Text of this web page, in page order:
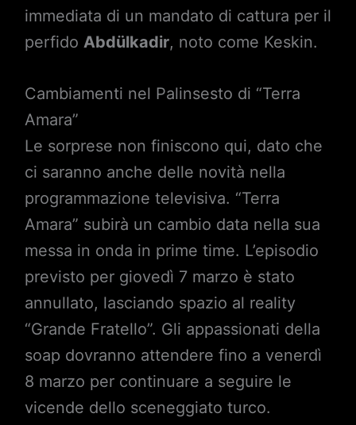
immediata di un mandato di cattura per il
perfido Abdülkadir, noto come Keskin.
Cambiamenti nel Palinsesto di “Terra
Amara”
Le sorprese non finiscono qui, dato che
ci saranno anche delle novità nella
programmazione televisiva. “Terra
Amara” subirà un cambio data nella sua
messa in onda in prime time. L’episodio
previsto per giovedì 7 marzo è stato
annullato, lasciando spazio al reality
“Grande Fratello”. Gli appassionati della
soap dovranno attendere fino a venerdì
8 marzo per continuare a seguire le
vicende dello sceneggiato turco.